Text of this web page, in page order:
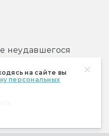
на сайте вы
персональных
неудавшегося
и находящийся в
офицер полиции,